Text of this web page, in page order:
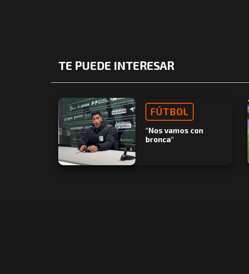
TE PUEDE INTERESAR
FÚTBOL
"Nos vamos con
bronca"